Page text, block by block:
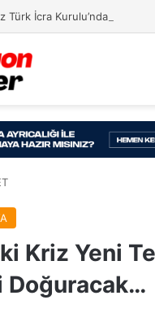
İcra Kurulu’nda Yeni
Kriz Yeni
Doğuracak…